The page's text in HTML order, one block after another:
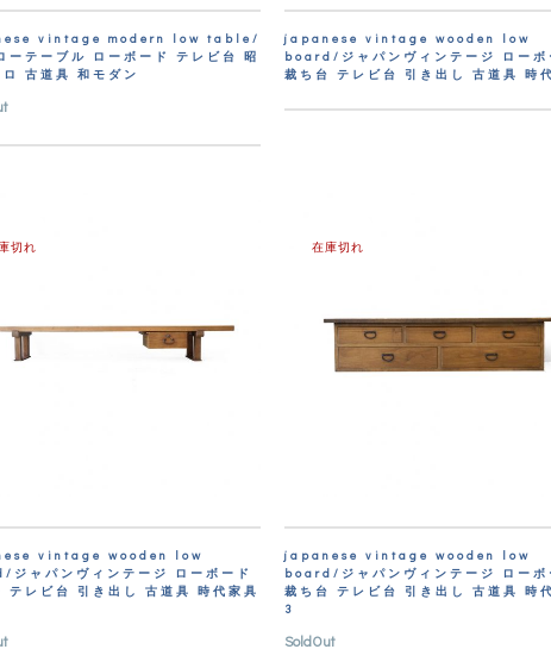
vintage modern low table/
ーテーブル ローボード テレビ台 昭
ロ 古道具 和モダン
japanese vintage wooden low
board/ジャパンヴィンテージ ローボ
裁ち台 テレビ台 引き出し 古道具 時
切れ
vintage wooden low
ジャパンヴィンテージ ローボード
テレビ台 引き出し 古道具 時代家具
在庫切れ
japanese vintage wooden low
board/ジャパンヴィンテージ ローボ
裁ち台 テレビ台 引き出し 古道具 時
3
SoldOut